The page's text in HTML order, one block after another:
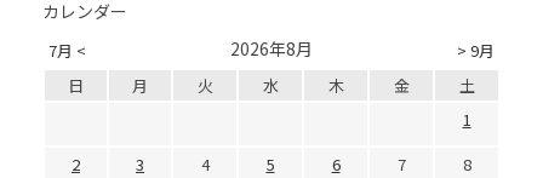
カレンダー
7月 < > 9月
2026年8月
日 月 火 水 木 金
土
1
2
3 4 5 6 7
8